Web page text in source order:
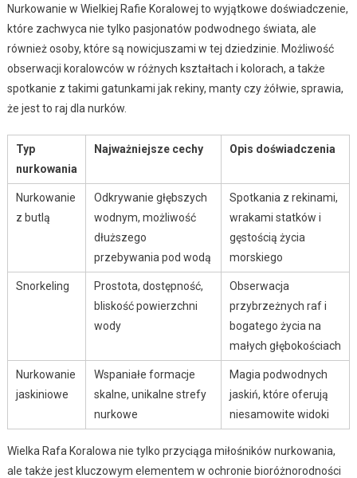
Nurkowanie w Wielkiej Rafie Koralowej to wyjątkowe doświadczenie,
które zachwyca nie tylko pasjonatów podwodnego świata, ale
również osoby, które są nowicjuszami w tej dziedzinie. Możliwość
obserwacji koralowców w różnych kształtach i kolorach, a także
spotkanie z takimi gatunkami jak rekiny, manty czy żółwie, sprawia,
że jest to raj dla nurków.
Typ
nurkowania
Najważniejsze cechy Opis doświadczenia
Nurkowanie
z butlą
Odkrywanie głębszych
wodnym, możliwość
dłuższego
przebywania pod wodą
Spotkania z rekinami,
wrakami statków i
gęstością życia
morskiego
Snorkeling
Prostota, dostępność,
bliskość powierzchni
wody
Obserwacja
przybrzeżnych raf i
bogatego życia na
małych głębokościach
Nurkowanie
jaskiniowe
Wspaniałe formacje
skalne, unikalne strefy
nurkowe
Magia podwodnych
jaskiń, które oferują
niesamowite widoki
Wielka Rafa Koralowa nie tylko przyciąga miłośników nurkowania,
ale także jest kluczowym elementem w ochronie bioróżnorodności